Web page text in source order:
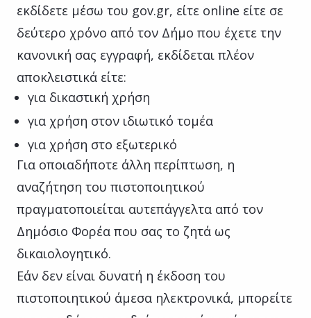
εκδίδετε μέσω του gov.gr, είτε online είτε σε
δεύτερο χρόνο από τον Δήμο που έχετε την
κανονική σας εγγραφή, εκδίδεται πλέον
αποκλειστικά είτε:
για δικαστική χρήση
για χρήση στον ιδιωτικό τομέα
για χρήση στο εξωτερικό
Για οποιαδήποτε άλλη περίπτωση, η
αναζήτηση του πιστοποιητικού
πραγματοποιείται αυτεπάγγελτα από τον
Δημόσιο Φορέα που σας το ζητά ως
δικαιολογητικό.
Εάν δεν είναι δυνατή η έκδοση του
πιστοποιητικού άμεσα ηλεκτρονικά, μπορείτε